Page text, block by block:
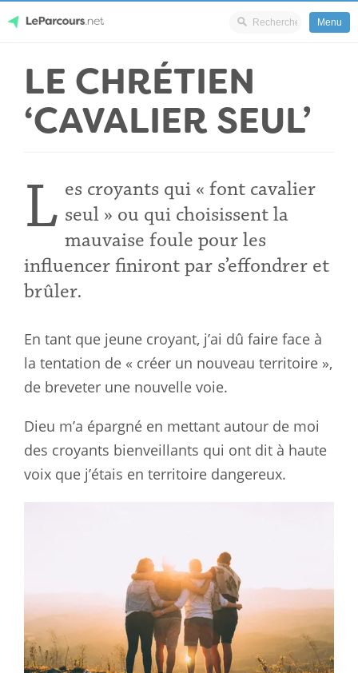
content
LeParcours.net
Menu
LE CHRÉTIEN
‘CAVALIER SEUL’
L es croyants qui « font cavalier
seul » ou qui choisissent la
mauvaise foule pour les
influencer finiront par s’effondrer et
brûler.
En tant que jeune croyant, j’ai dû faire face à
la tentation de « créer un nouveau territoire »,
de breveter une nouvelle voie.
Dieu m’a épargné en mettant autour de moi
des croyants bienveillants qui ont dit à haute
voix que j’étais en territoire dangereux.